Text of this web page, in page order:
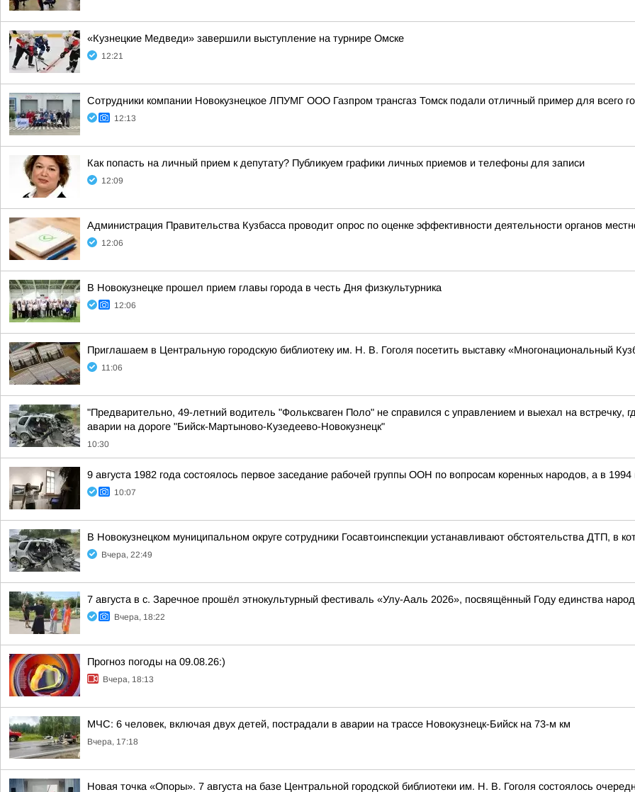
«Кузнецкие Медведи» завершили выступление на турнире Омске
12:21
Сотрудники компании Новокузнецкое ЛПУМГ ООО Газпром трансгаз Томск подали отличный пример для всего
12:13
Как попасть на личный прием к депутату? Публикуем графики личных приемов и телефоны для записи
12:09
Администрация Правительства Кузбасса проводит опрос по оценке эффективности деятельности органов
12:06
В Новокузнецке прошел прием главы города в честь Дня физкультурника
12:06
Приглашаем в Центральную городскую библиотеку им. Н. В. Гоголя посетить выставку «Многонациональный
11:06
"Предварительно, 49-летний водитель "Фольксваген Поло" не справился с управлением и выехал на встречку,
аварии на дороге "Бийск-Мартыново-Кузедеево-Новокузнецк"
10:30
9 августа 1982 года состоялось первое заседание рабочей группы ООН по вопросам коренных народов, а в
10:07
В Новокузнецком муниципальном округе сотрудники Госавтоинспекции устанавливают обстоятельства ДТП, в
Вчера, 22:49
7 августа в с. Заречное прошёл этнокультурный фестиваль «Улу-Ааль 2026», посвящённый Году единства
Вчера, 18:22
Прогноз погоды на 09.08.26:)
Вчера, 18:13
МЧС: 6 человек, включая двух детей, пострадали в аварии на трассе Новокузнецк-Бийск на 73-м км
Вчера, 17:18
Новая точка «Опоры». 7 августа на базе Центральной городской библиотеки им. Н. В. Гоголя состоялось